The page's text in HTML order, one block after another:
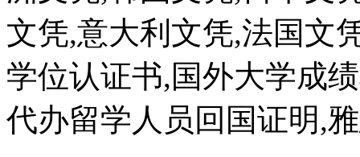
文凭,意大利文凭,法国文
学位认证书,国外大学成
代办留学人员回国证明,